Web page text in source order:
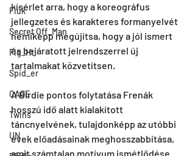
Fiúk
Secret Off_Man
Fig_Ht
Spid_er
CAGE
Twins
UN
kísérlet arra, hogy a koreográfus
jellegzetes és karakteres formanyelvét
némiképp megújítsa, hogy a jól ismert
és bejáratott jelrendszerrel új
tartalmakat közvetítsen.
A Birdie pontos folytatása Frenák
hosszú idő alatt kialakított
táncnyelvének, tulajdonképp az utóbbi
évek előadásainak meghosszabbítása,
amit számtalan motívum ismétlődése